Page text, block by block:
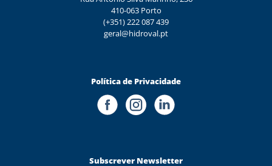
410-063 Porto
(+351) 222 087 439
geral@hidroval.pt
Política de Privacidade
Subscrever Newsletter